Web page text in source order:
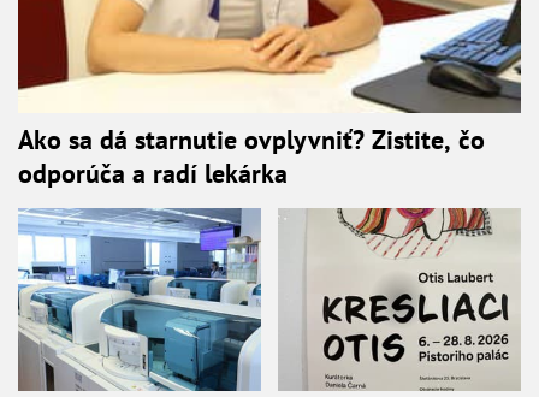
Ako sa dá starnutie ovplyvniť? Zistite, čo
odporúča a radí lekárka